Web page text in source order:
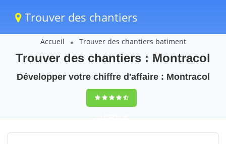
Trouver des chantiers
Accueil Trouver des chantiers batiment
Trouver des chantiers : Montracol
Développer votre chiffre d'affaire : Montracol
9,5(100%)42
votes